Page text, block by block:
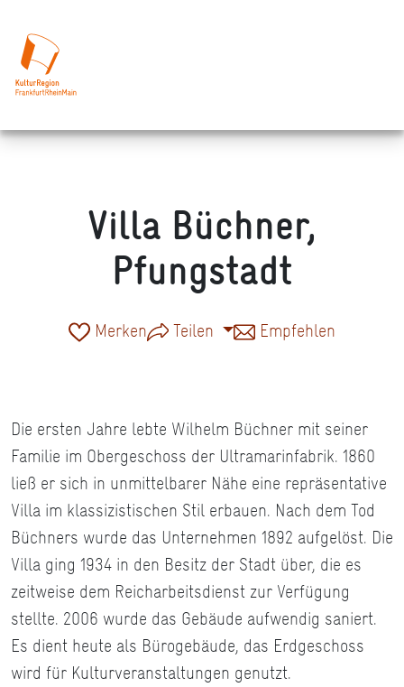
Villa Büchner,
Pfungstadt
Merken Teilen Empfehlen
Die ersten Jahre lebte Wilhelm Büchner mit seiner
Familie im Obergeschoss der Ultramarinfabrik. 1860
ließ er sich in unmittelbarer Nähe eine repräsentative
Villa im klassizistischen Stil erbauen. Nach dem Tod
Büchners wurde das Unternehmen 1892 aufgelöst. Die
Villa ging 1934 in den Besitz der Stadt über, die es
zeitweise dem Reicharbeitsdienst zur Verfügung
stellte. 2006 wurde das Gebäude aufwendig saniert.
Es dient heute als Bürogebäude, das Erdgeschoss
wird für Kulturveranstaltungen genutzt.